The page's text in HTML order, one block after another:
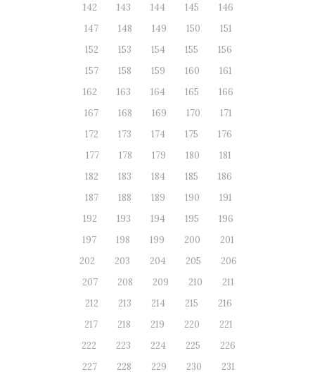
142
143 144 145
146
147
148 149 150
151
152
153 154 155
156
157
158 159 160
161
162
163 164 165
166
167
168 169 170
171
172
173 174 175
176
177
178 179 180
181
182
183 184 185
186
187
188 189 190
191
192
193 194 195
196
197
198 199 200
201
202
203 204 205
206
207
208 209 210
211
212
213 214 215
216
217
218 219 220
221
222
223 224 225
226
227
228 229 230
231